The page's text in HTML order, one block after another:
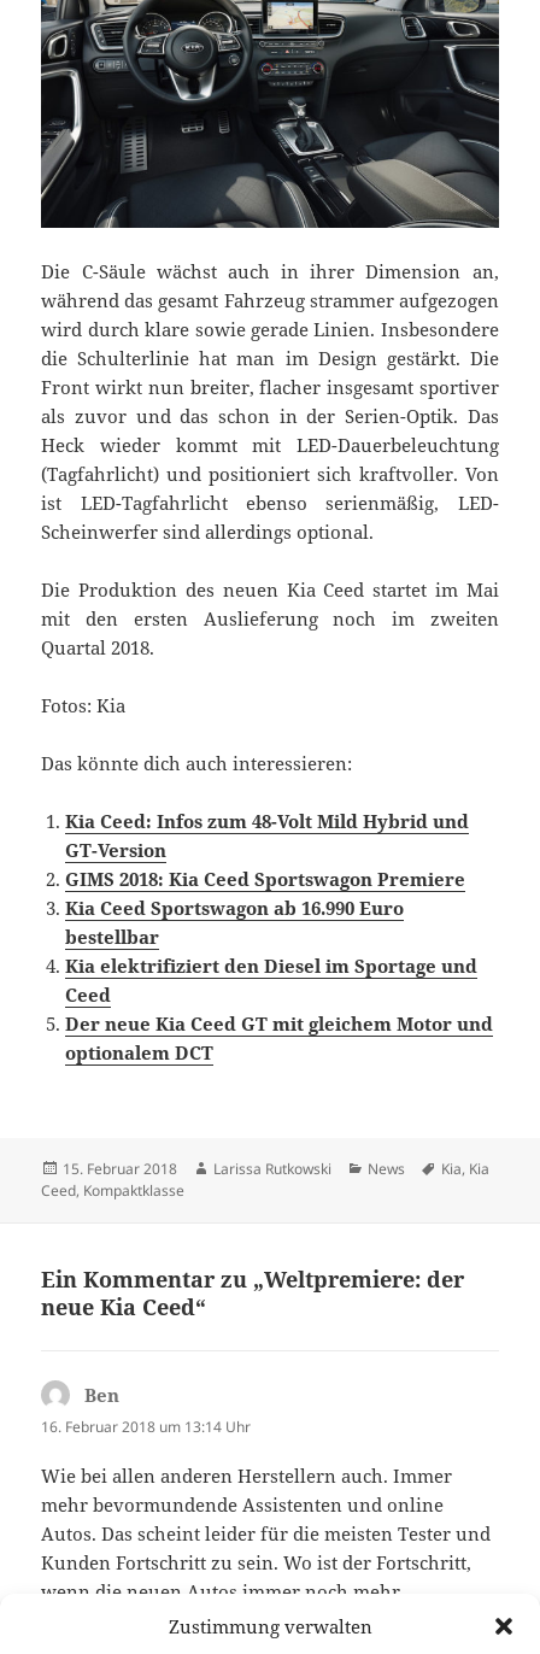
Zustimmung verwalten
Die C-Säule wächst auch in ihrer Dimension an,
während das gesamt Fahrzeug strammer aufgezogen
wird durch klare sowie gerade Linien. Insbesondere
die Schulterlinie hat man im Design gestärkt. Die
Front wirkt nun breiter, flacher insgesamt sportiver
als zuvor und das schon in der Serien-Optik. Das
Heck wieder kommt mit LED-Dauerbeleuchtung
(Tagfahrlicht) und positioniert sich kraftvoller. Von
ist LED-Tagfahrlicht ebenso serienmäßig, LED-
Scheinwerfer sind allerdings optional.
Die Produktion des neuen Kia Ceed startet im Mai
mit den ersten Auslieferung noch im zweiten
Quartal 2018.
Fotos: Kia
Das könnte dich auch interessieren:
Kia Ceed: Infos zum 48-Volt Mild Hybrid und
GT-Version
GIMS 2018: Kia Ceed Sportswagon Premiere
Kia Ceed Sportswagon ab 16.990 Euro
bestellbar
Kia elektrifiziert den Diesel im Sportage und
Ceed
Der neue Kia Ceed GT mit gleichem Motor und
optionalem DCT
Veröffentlicht
am
15. Februar 2018 Autor
Larissa Rutkowski Kategorien
News Schlagwörter
Kia, Kia
Ceed, Kompaktklasse
Ein Kommentar zu „Weltpremiere: der
neue Kia Ceed“
Ben
16. Februar 2018 um 13:14 Uhr
Wie bei allen anderen Herstellern auch. Immer
mehr bevormundende Assistenten und online
Autos. Das scheint leider für die meisten Tester und
Kunden Fortschritt zu sein. Wo ist der Fortschritt,
wenn die neuen Autos immer noch mehr
verbrauchen als mein 20 Jahre alter,